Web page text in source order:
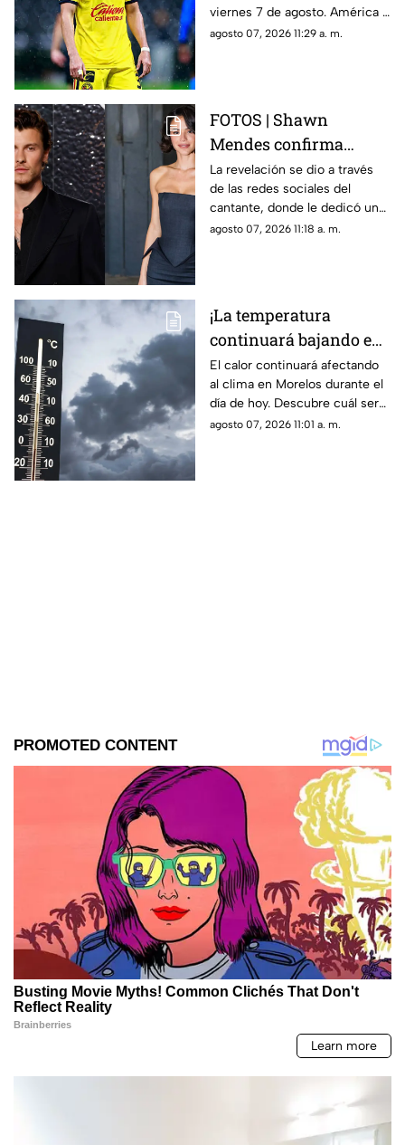
previo a la jornada 2
viernes 7 de agosto. América y
Toluca se perfilan como los
agosto 07, 2026 11:29 a. m.
FOTOS | Shawn
Mendes confirma
relación con actriz
latina; así compartió la
noticia
La revelación se dio a través
de las redes sociales del
cantante, donde le dedicó un
emotivo mensaje.
agosto 07, 2026 11:18 a. m.
¡La temperatura
continuará bajando en
Morelos! Estos son los
municipios que
registrarán menos de
30 grados
El calor continuará afectando
al clima en Morelos durante el
día de hoy. Descubre cuál será
la temperatura máxima hoy
agosto 07, 2026 11:01 a. m.